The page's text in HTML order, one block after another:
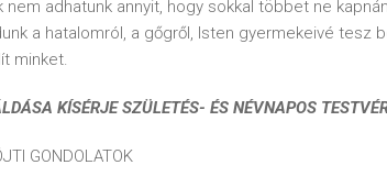
nem adhatunk annyit, hogy sokkal többet ne
a hatalomról, a gőgről, Isten gyermekeivé tesz
minket.
KÍSÉRJESZÜLETÉS- ÉS NÉVNAPOS
GONDOLATOK